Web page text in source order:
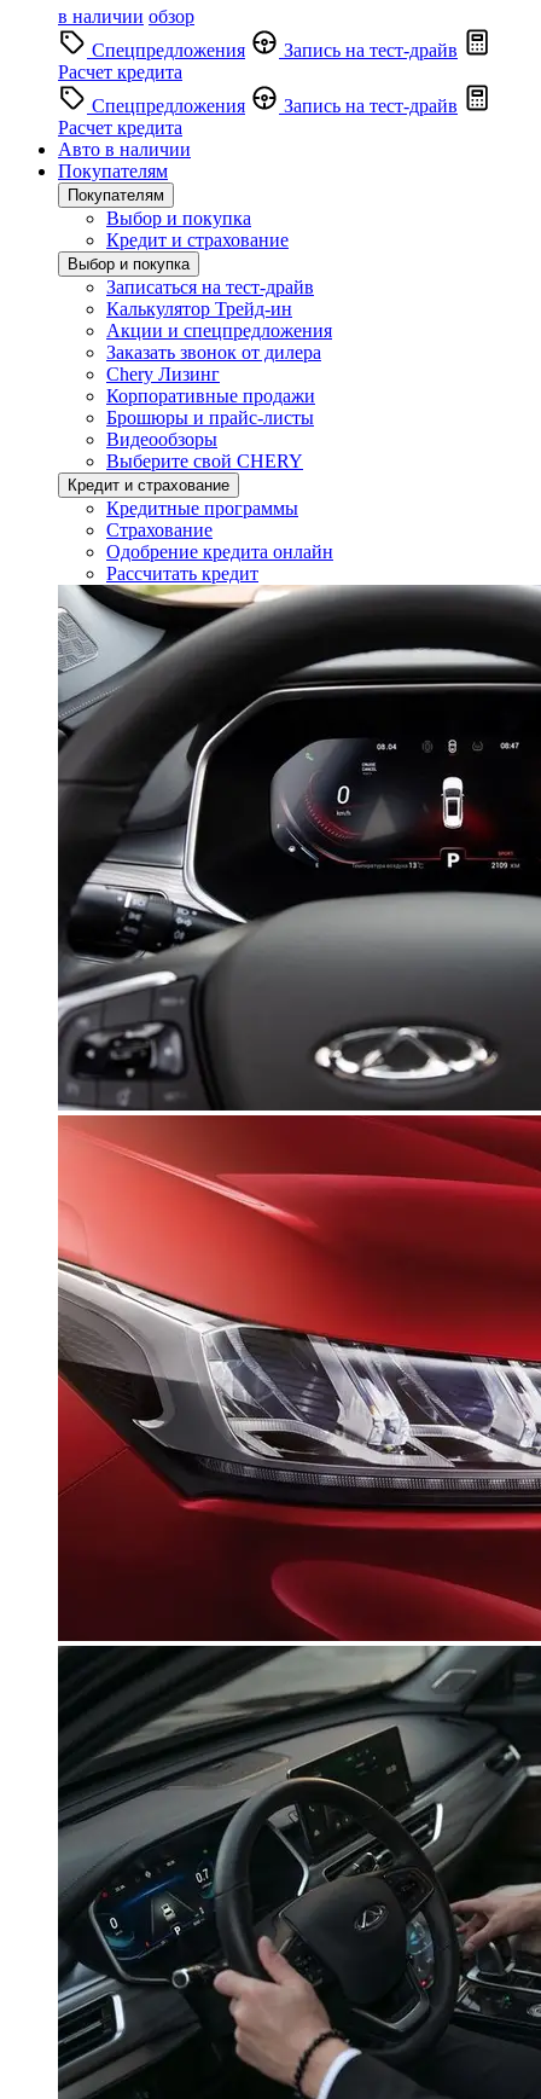
в наличии обзор
Спецпредложения
Запись на тест-драйв
Расчет кредита
Спецпредложения
Запись на тест-драйв
Расчет кредита
Авто в наличии
Покупателям
Покупателям
Выбор и покупка
Кредит и страхование
Выбор и покупка
Записаться на тест-драйв
Калькулятор Трейд-ин
Акции и спецпредложения
Заказать звонок от дилера
Chery Лизинг
Корпоративные продажи
Брошюры и прайс-листы
Видеообзоры
Выберите свой CHERY
Кредит и страхование
Кредитные программы
Страхование
Одобрение кредита онлайн
Рассчитать кредит